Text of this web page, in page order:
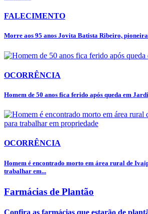
FALECIMENTO
Morre aos 95 anos Jovita Batista Ribeiro,
OCORRÊNCIA
Homem de 50 anos fica ferido após queda em
OCORRÊNCIA
Homem é encontrado morto em área rural de
trabalhar em...
Farmácias de Plantão
Confira as farmácias que estarão de